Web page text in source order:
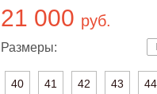
21 000 руб.
Размеры:
40 41 42 43 44